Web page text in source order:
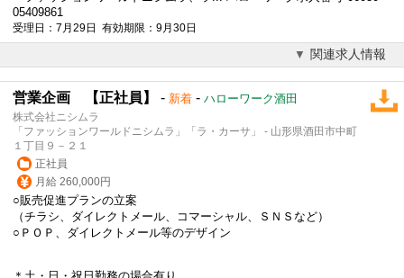
05409861
受理日：7月29日 有効期限：9月30日
関連求人情報
営業企画 【正社員】 - 新着 - ハローワーク酒田
株式会社ニシムラ
「ファッションワールドニシムラ」「ラ・カーサ」 - 山形県酒田市中町
１丁目９－２１
正社員
月給 260,000円
○販売促進プランの立案
（チラシ、ダイレクトメール、コマーシャル、ＳＮＳなど）
○ＰＯＰ、ダイレクトメール等のデザイン